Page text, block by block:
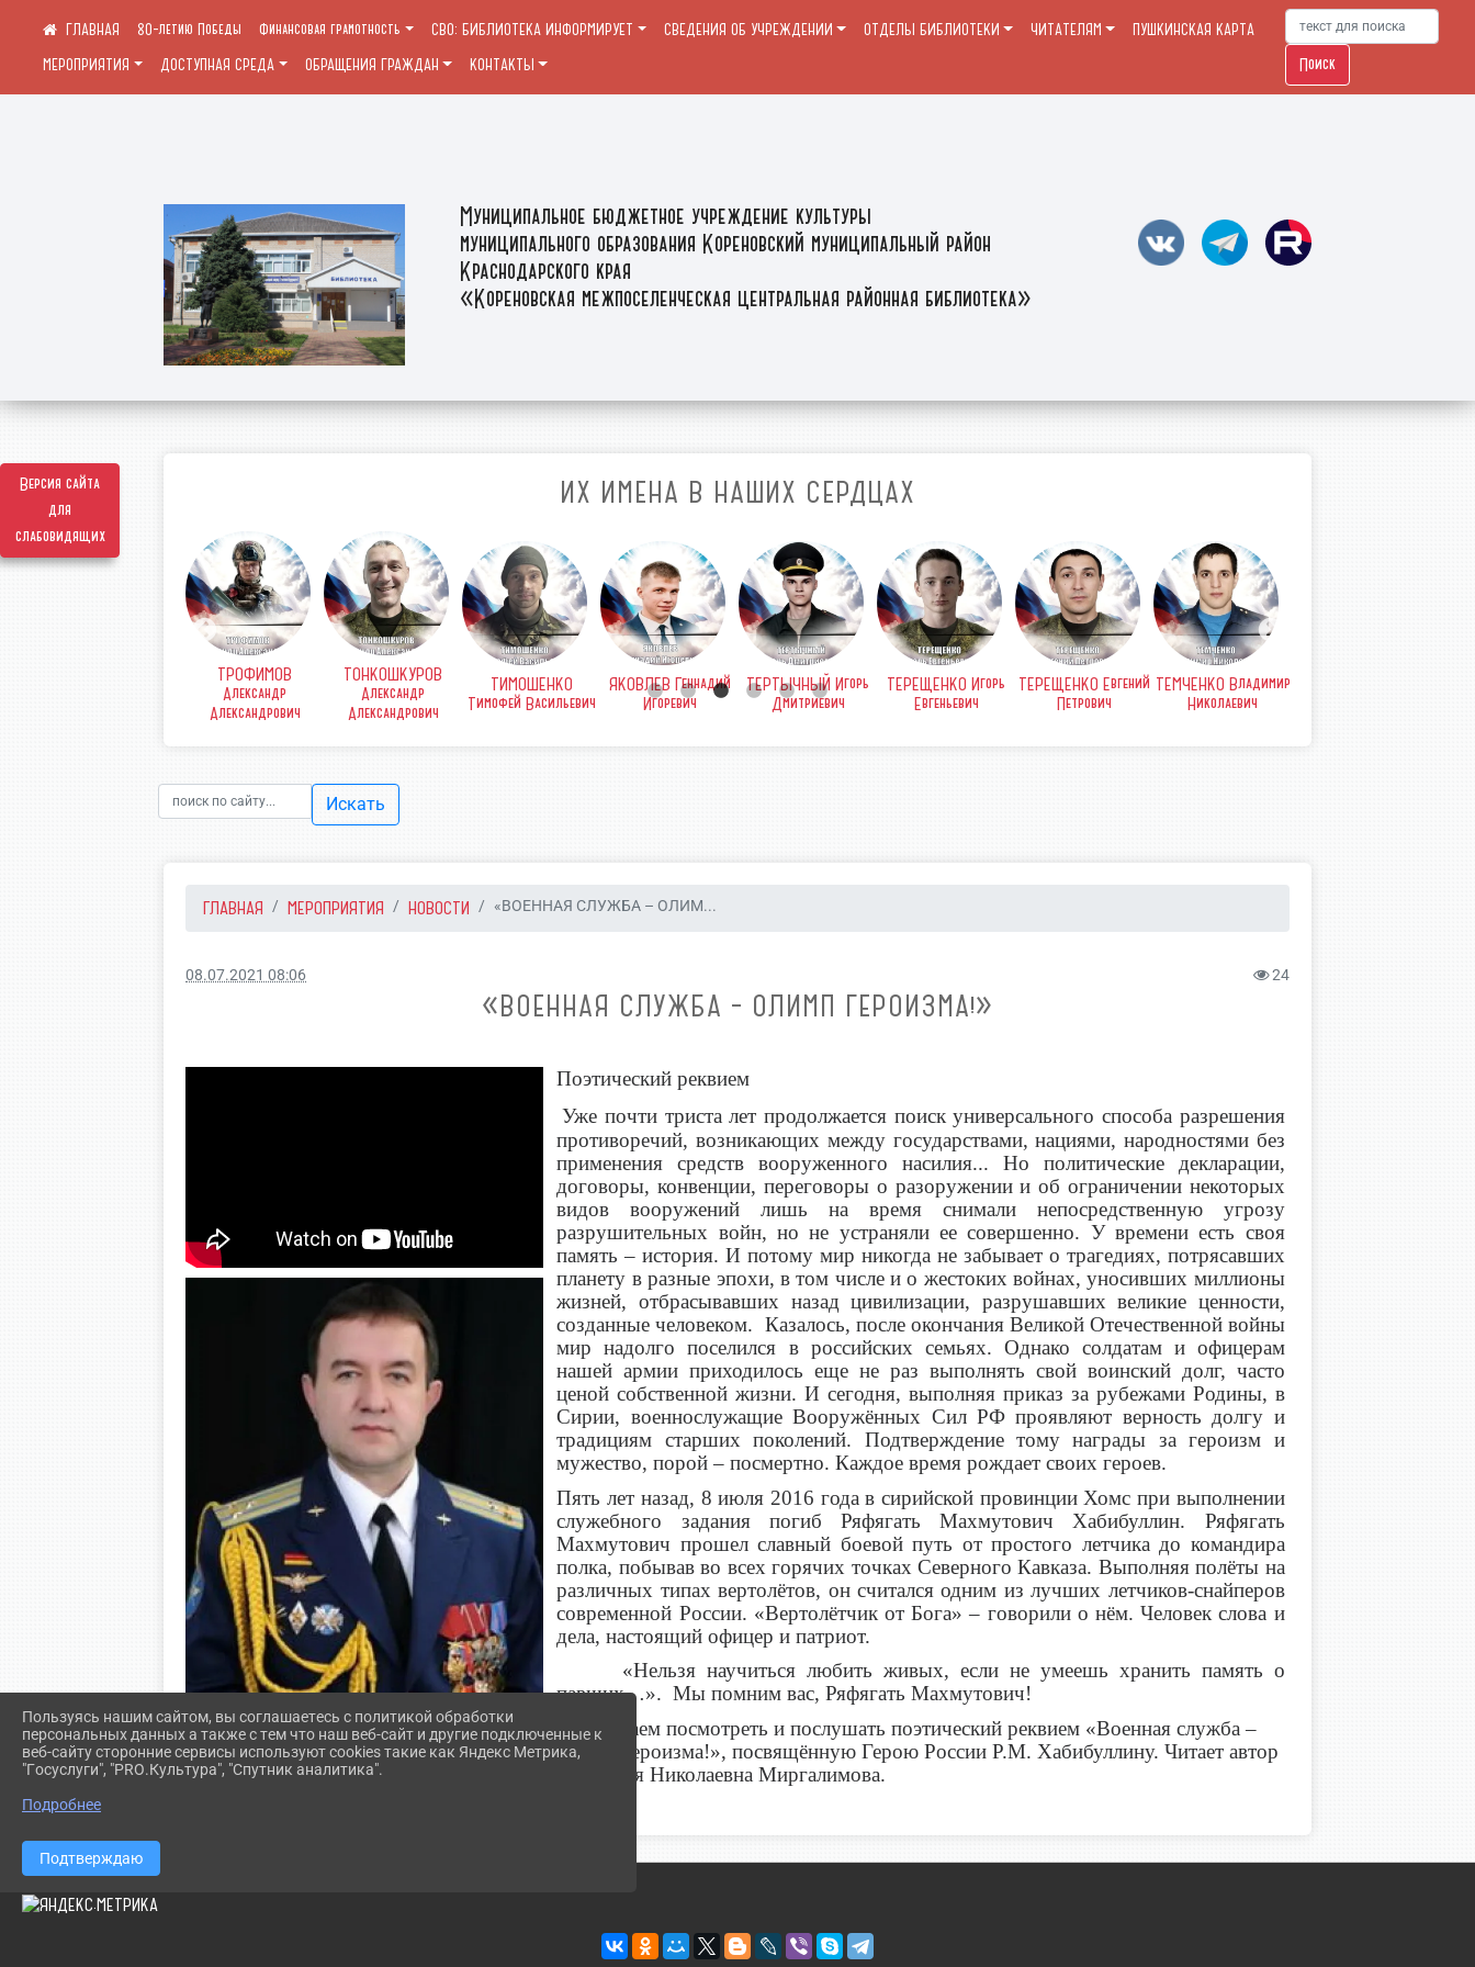
Версия сайта
для
слабовидящих
Муниципальное бюджетное учреждение культуры
муниципального образования Кореновский муниципальный район
Краснодарского края
«Кореновская межпоселенческая центральная районная библиотека»
80-летию Победы Финансовая грамотность СВО: БИБЛИОТЕКА ИНФОРМИРУЕТ СВЕДЕНИЯ ОБ УЧРЕЖДЕНИИ ОТДЕЛЫ БИБЛИОТЕКИ ЧИТАТЕЛЯМ
ПУШКИНСКАЯ КАРТА
МЕРОПРИЯТИЯ
ДОСТУПНАЯ СРЕДА ОБРАЩЕНИЯ ГРАЖДАН КОНТАКТЫ Поиск
ИХ ИМЕНА В НАШИХ СЕРДЦАХ
ТРОФИМОВ
Александр
Александрович
ТОНКОШКУРОВ
Александр
Александрович
ТИМОШЕНКО
Тимофей Васильевич
ЯКОВЛЕВ Геннадий
Игоревич
ТЕРТЫЧНЫЙ Игорь
Дмитриевич
ТЕРЕЩЕНКО Игорь
Евгеньевич
ТЕРЕЩЕНКО Евгений
Петрович
ТЕМЧЕНКО Владимир
Николаевич
Искать
ГЛАВНАЯ МЕРОПРИЯТИЯ НОВОСТИ «ВОЕННАЯ СЛУЖБА – ОЛИМ...
08.07.2021 08:06 24
«ВОЕННАЯ СЛУЖБА – ОЛИМП ГЕРОИЗМА!»
Поэтический реквием
Уже почти триста лет продолжается поиск универсального способа разрешения
противоречий, возникающих между государствами, нациями, народностями без
применения средств вооруженного насилия... Но политические декларации,
договоры, конвенции, переговоры о разоружении и об ограничении некоторых
видов вооружений лишь на время снимали непосредственную угрозу
разрушительных войн, но не устраняли ее совершенно. У времени есть своя
память – история. И потому мир никогда не забывает о трагедиях, потрясавших
планету в разные эпохи, в том числе и о жестоких войнах, уносивших миллионы
жизней, отбрасывавших назад цивилизации, разрушавших великие ценности,
созданные человеком. Казалось, после окончания Великой Отечественной войны
мир надолго поселился в российских семьях. Однако солдатам и офицерам
нашей армии приходилось еще не раз выполнять свой воинский долг, часто
ценой собственной жизни. И сегодня, выполняя приказ за рубежами Родины, в
Сирии, военнослужащие Вооружённых Сил РФ проявляют верность долгу и
традициям старших поколений. Подтверждение тому награды за героизм и
мужество, порой – посмертно. Каждое время рождает своих героев.
Пять лет назад, 8 июля 2016 года в сирийской провинции Хомс при выполнении
служебного задания погиб Ряфягать Махмутович Хабибуллин. Ряфягать
Махмутович прошел славный боевой путь от простого летчика до командира
полка, побывав во всех горячих точках Северного Кавказа. Выполняя полёты на
различных типах вертолётов, он считался одним из лучших летчиков-снайперов
современной России. «Вертолётчик от Бога» – говорили о нём. Человек слова и
дела, настоящий офицер и патриот.
«Нельзя научиться любить живых, если не умеешь хранить память о
павших…». Мы помним вас, Ряфягать Махмутович!
Предлагаем посмотреть и послушать поэтический реквием «Военная служба –
Олимп героизма!», посвящённую Герою России Р.М. Хабибуллину. Читает автор
– Наталья Николаевна Миргалимова.
Пользуясь нашим сайтом, вы соглашаетесь с политикой обработки
персональных данных а также с тем что наш веб-сайт и другие подключенные к
веб-сайту сторонние сервисы используют cookies такие как Яндекс Метрика,
"Госуслуги", "PRO.Культура", "Спутник аналитика".
Подробнее
Подтверждаю